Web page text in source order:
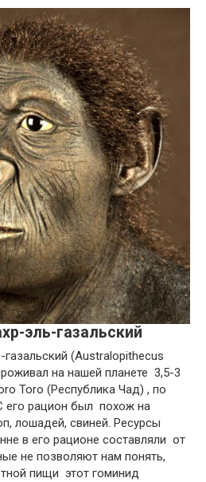
эль-газальский
газальский (Australopithecus
на нашей планете 3,5-3
Toro (Республика Чад) , по
его рацион был похож на
лошадей, свиней. Ресурсы
в его рационе составляли от
не позволяют нам понять,
пищи этот гоминид